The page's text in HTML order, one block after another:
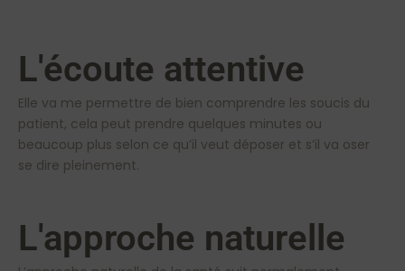
L'écoute attentive
Elle va me permettre de bien comprendre les soucis du
patient, cela peut prendre quelques minutes ou
beaucoup plus selon ce qu’il veut déposer et s’il va oser
se dire pleinement.
L'approche naturelle